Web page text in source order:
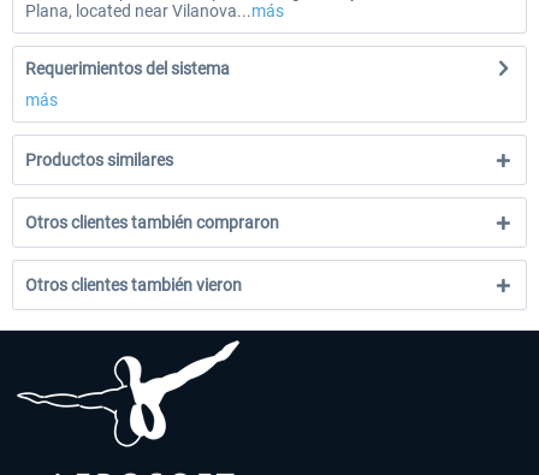
Plana, located near Vilanova...más
Requerimientos del sistema
más
Productos similares
Otros clientes también compraron
Otros clientes también vieron